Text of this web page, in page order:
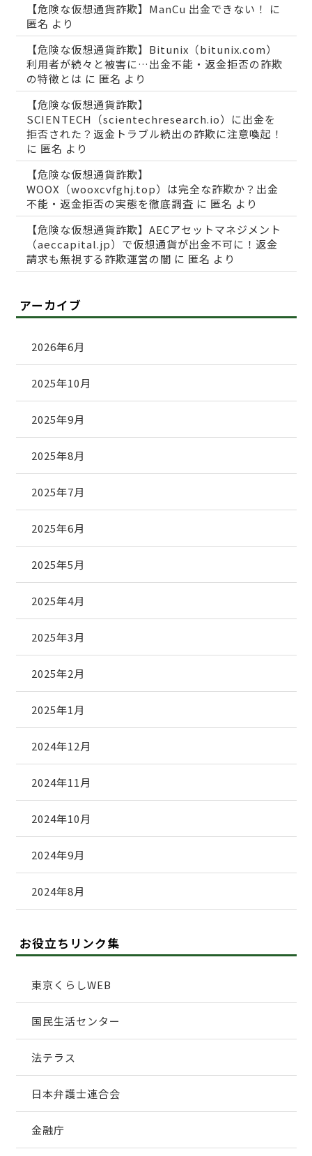
【危険な仮想通貨詐欺】ManCu 出金できない！
に
匿名 より
【危険な仮想通貨詐欺】Bitunix（bitunix.com）
利用者が続々と被害に…出金不能・返金拒否の詐欺
の特徴とは に 匿名 より
【危険な仮想通貨詐欺】
SCIENTECH（scientechresearch.io）に出金を
拒否された？返金トラブル続出の詐欺に注意喚起！
に 匿名 より
【危険な仮想通貨詐欺】
WOOX（wooxcvfghj.top）は完全な詐欺か？出金
不能・返金拒否の実態を徹底調査 に 匿名 より
【危険な仮想通貨詐欺】AECアセットマネジメント
（aeccapital.jp）で仮想通貨が出金不可に！返金
請求も無視する詐欺運営の闇 に 匿名 より
アーカイブ
2026年6月
2025年10月
2025年9月
2025年8月
2025年7月
2025年6月
2025年5月
2025年4月
2025年3月
2025年2月
2025年1月
2024年12月
2024年11月
2024年10月
2024年9月
2024年8月
お役立ちリンク集
東京くらしWEB
国民生活センター
法テラス
日本弁護士連合会
金融庁